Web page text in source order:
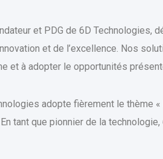
et PDG de 6D Technologies,
et de l’excellence. Nos
et à adopter le opportunités
adopte fièrement le
tant que pionnier de la